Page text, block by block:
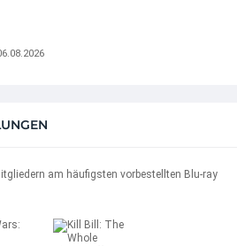
am häufigsten vorbestellten Blu-ray